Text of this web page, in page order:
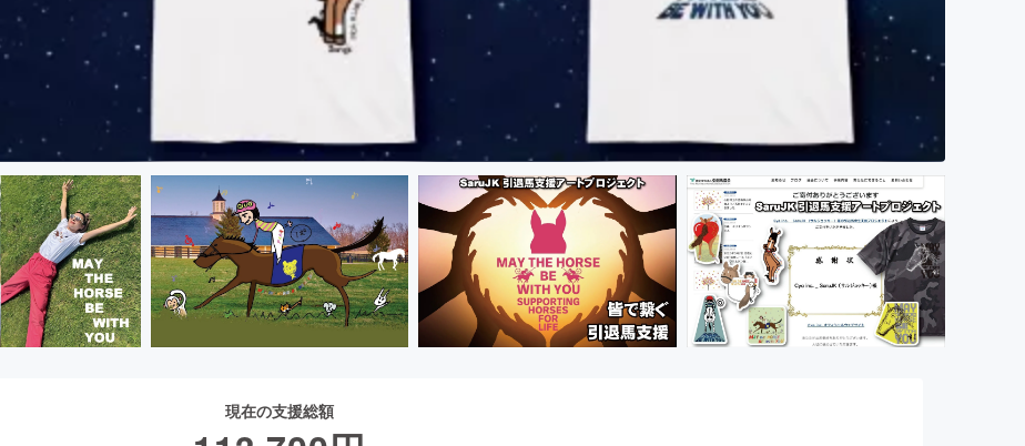
現在の支援総額